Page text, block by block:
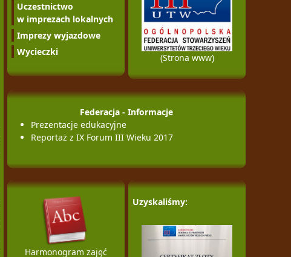
Uczestnictwo
w imprezach lokalnych
Imprezy wyjazdowe
Wycieczki
(Strona www)
Federacja - Informacje
Prezentacje edukacyjne
Reportaż z IX Forum III Wieku 2017
Harmonogram zajęć
Uzyskaliśmy: